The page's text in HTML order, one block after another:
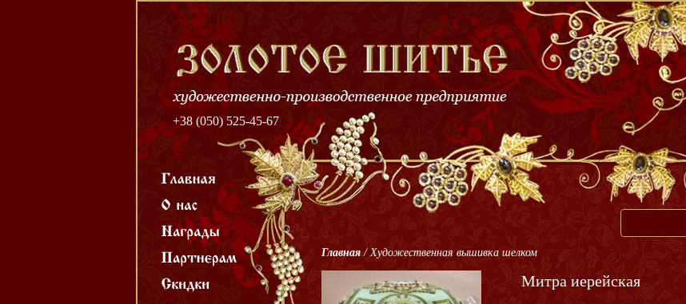
+38 (050) 525-45-67
Главная /Художественная вышивка шелком
Митра иерейская